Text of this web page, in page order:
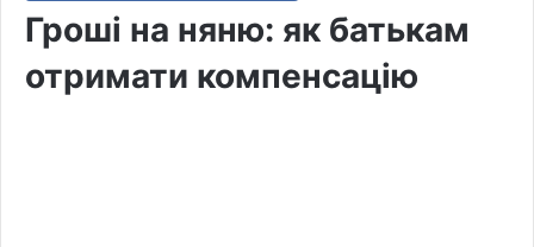
Гроші на няню: як батькам
отримати компенсацію